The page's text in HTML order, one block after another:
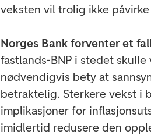
veksten vil trolig ikke
Norges Bank forventer et
fastlands-BNP i stedet
nødvendigvis bety at
betraktelig. Sterkere vekst i
implikasjoner for
imidlertid redusere den